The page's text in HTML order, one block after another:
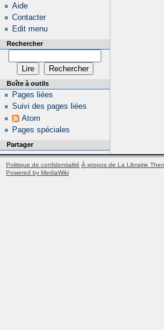
Aide
Contacter
Edit menu
Rechercher
Boîte à outils
Pages liées
Suivi des pages liées
Atom
Pages spéciales
Partager
Politique de confidentialité À propos de La Librairie
Powered by MediaWiki